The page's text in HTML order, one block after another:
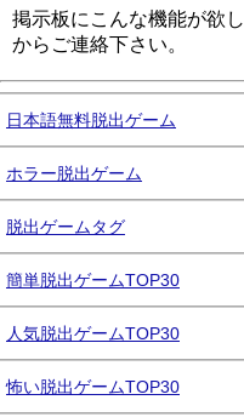
掲示板にこんな機能が欲
からご連絡下さい。
日本語無料脱出ゲーム
ホラー脱出ゲーム
脱出ゲームタグ
簡単脱出ゲームTOP30
人気脱出ゲームTOP30
怖い脱出ゲームTOP30